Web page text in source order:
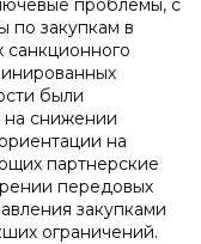
проблемы, с
по закупкам в
санкционного
были
на снижении
на
партнерские
передовых
закупками
ограничений.